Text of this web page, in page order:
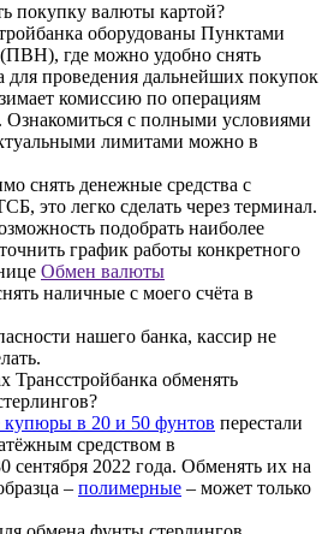
покупку валюты картой?
оборудованы Пунктами
где можно удобно снять
для проведения дальнейших покупок
комиссию по операциям
Ознакомиться с полными условиями
лимитами можно в
снять денежные средства с
это легко сделать через терминал.
подобрать наиболее
график работы конкретного
Обмен валюты
наличные с моего счёта в
нашего банка, кассир не
обменять
в 20 и 50 фунтов перестали
средством в
сентября 2022 года. Обменять их на
– полимерные – может только